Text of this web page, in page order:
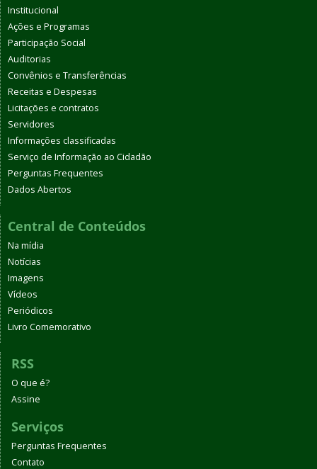
Institucional
Ações e Programas
Participação Social
Auditorias
Convênios e Transferências
Receitas e Despesas
Licitações e contratos
Servidores
Informações classificadas
Serviço de Informação ao Cidadão
Perguntas Frequentes
Dados Abertos
Central de Conteúdos
Na mídia
Notícias
Imagens
Vídeos
Periódicos
Livro Comemorativo
RSS
O que é?
Assine
Serviços
Perguntas Frequentes
Contato